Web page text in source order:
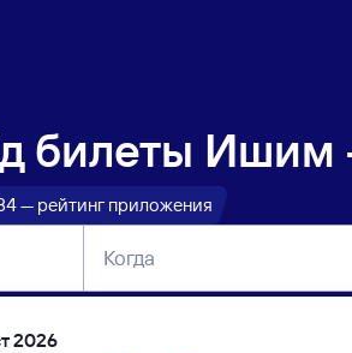
билеты Ишим
— рейтинг приложения
Когда
2026